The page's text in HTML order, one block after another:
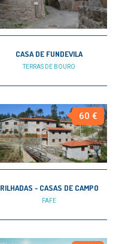
CASA DE FUNDEVILA
TERRAS DE BOURO
60 €
RILHADAS - CASAS DE CAMPO
FAFE